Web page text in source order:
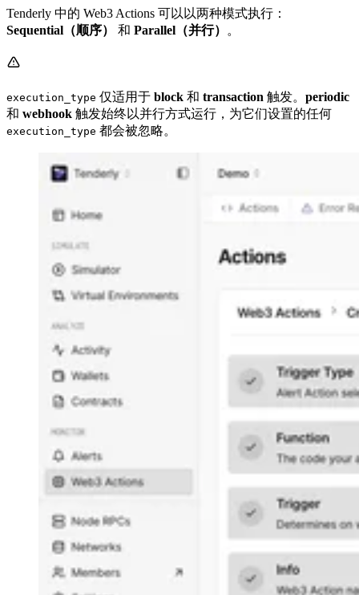
Tenderly 中的 Web3 Actions 可以以两种模式执行：
Sequential（顺序）
和 Parallel（并行） 。
execution_type 仅适用于 block 和 transaction 触发。 periodic
和 webhook 触发始终以并行方式运行，为它们设置的任何
execution_type 都会被忽略。